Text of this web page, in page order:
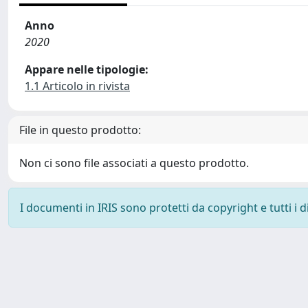
Anno
2020
Appare nelle tipologie:
1.1 Articolo in rivista
File in questo prodotto:
Non ci sono file associati a questo prodotto.
I documenti in IRIS sono protetti da copyright e tutti i